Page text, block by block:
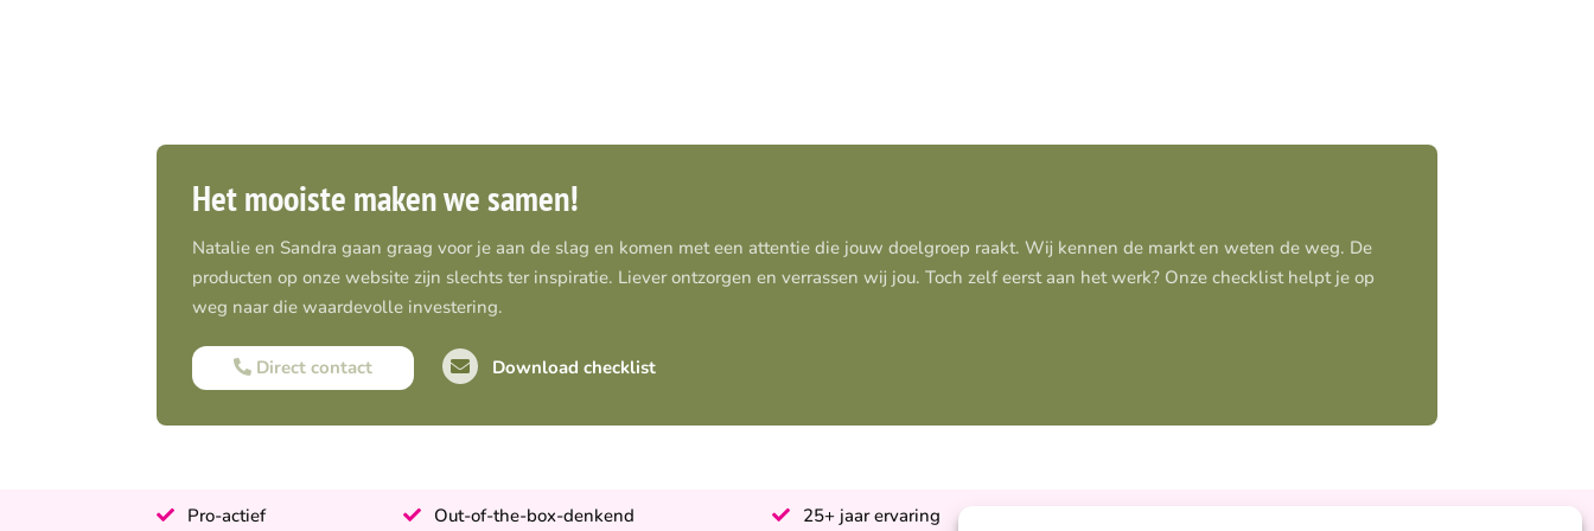
Het mooiste maken we samen!
Natalie en Sandra gaan graag voor je aan de slag en komen met een attentie die jouw doelgroep raakt. Wij kennen de markt en weten de weg. De
producten op onze website zijn slechts ter inspiratie. Liever ontzorgen en verrassen wij jou. Toch zelf eerst aan het werk? Onze checklist helpt je op
weg naar die waardevolle investering.
Direct contact Download checklist
Pro-actief Out-of-the-box-denkend 25+ jaar ervaring